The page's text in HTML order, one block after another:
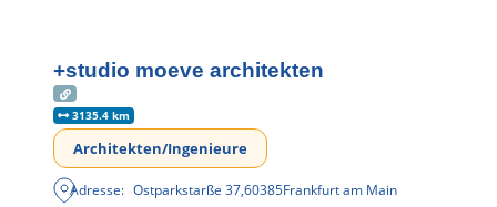
+studio moeve architekten
3135.4 km
Architekten/Ingenieure
Adresse: Ostparkstarße 37,60385Frankfurt am Main